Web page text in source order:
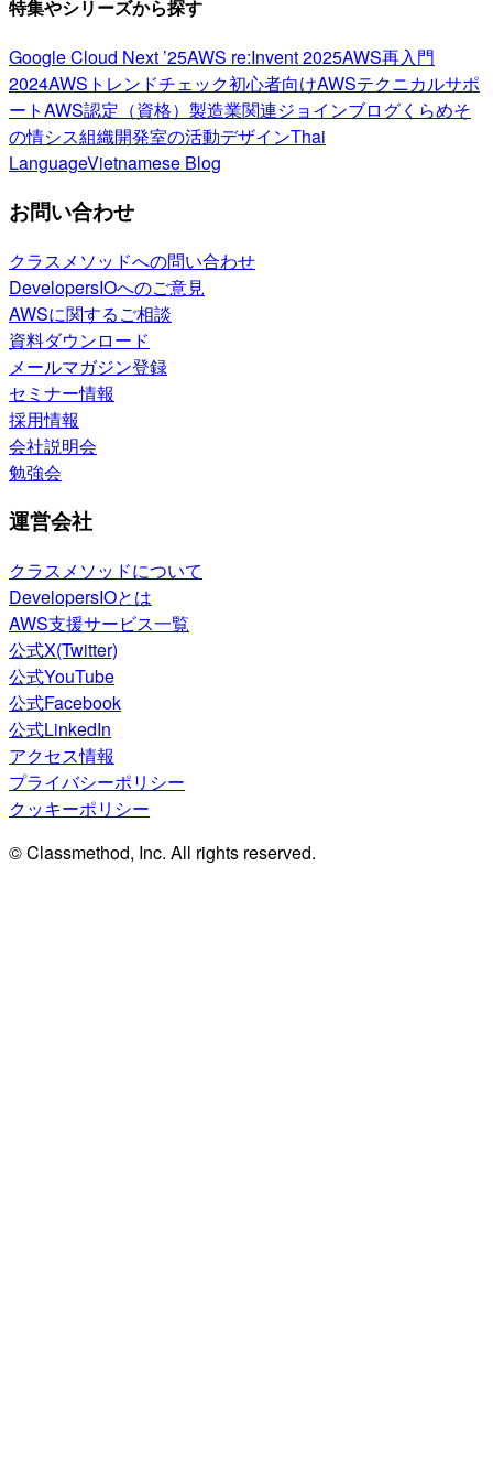
特集やシリーズから探す
Google Cloud Next ’25AWS re:Invent 2025AWS再入門
2024AWSトレンドチェック初心者向けAWSテクニカルサポ
ートAWS認定（資格） 製造業関連ジョインブログくらめそ
の情シス組織開発室の活動デザインThai
LanguageVietnamese Blog
お問い合わせ
クラスメソッドへの問い合わせ
DevelopersIOへのご意見
AWSに関するご相談
資料ダウンロード
メールマガジン登録
セミナー情報
採用情報
会社説明会
勉強会
運営会社
クラスメソッドについて
DevelopersIOとは
AWS支援サービス一覧
公式X(Twitter)
公式YouTube
公式Facebook
公式LinkedIn
アクセス情報
プライバシーポリシー
クッキーポリシー
© Classmethod, Inc. All rights reserved.